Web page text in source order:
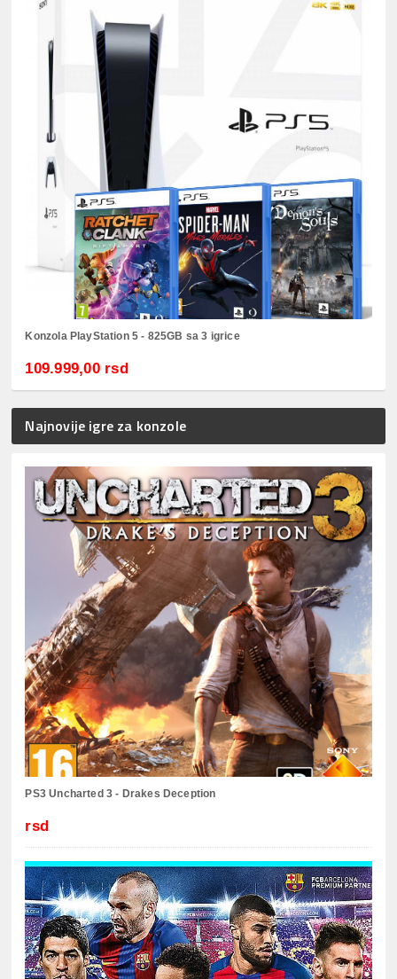
Konzola PlayStation 5 - 825GB sa 3 igrice
109.999,00 rsd
Najnovije igre za konzole
PS3 Uncharted 3 - Drakes Deception
rsd